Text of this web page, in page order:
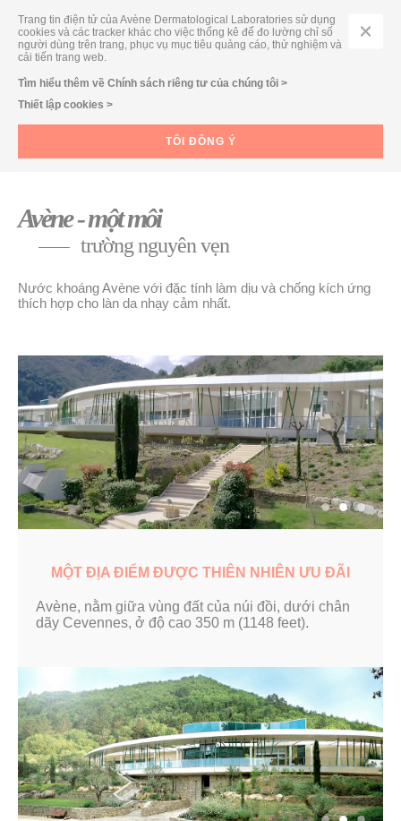
Trang tin điện tử của Avène Dermatological Laboratories sử dụng
cookies và các tracker khác cho việc thống kê để đo lường chỉ số
người dùng trên trang, phục vụ mục tiêu quảng cáo, thử nghiệm và
cải tiến trang web.
Tìm hiểu thêm về Chính sách riêng tư của chúng tôi >
Thiết lập cookies >
TÔI ĐỒNG Ý
TRUNG TÂM THỦY LIỆU PHÁP
NƯỚC KHOÁNG AVÈNE
Avène - một môi
trường nguyên vẹn
Nước khoáng Avène với đặc tính làm dịu và chống kích ứng
thích hợp cho làn da nhạy cảm nhất.
MỘT ĐỊA ĐIỂM ĐƯỢC THIÊN NHIÊN ƯU ĐÃI
Avène, nằm giữa vùng đất của núi đồi, dưới chân
dãy Cevennes, ở độ cao 350 m (1148 feet).